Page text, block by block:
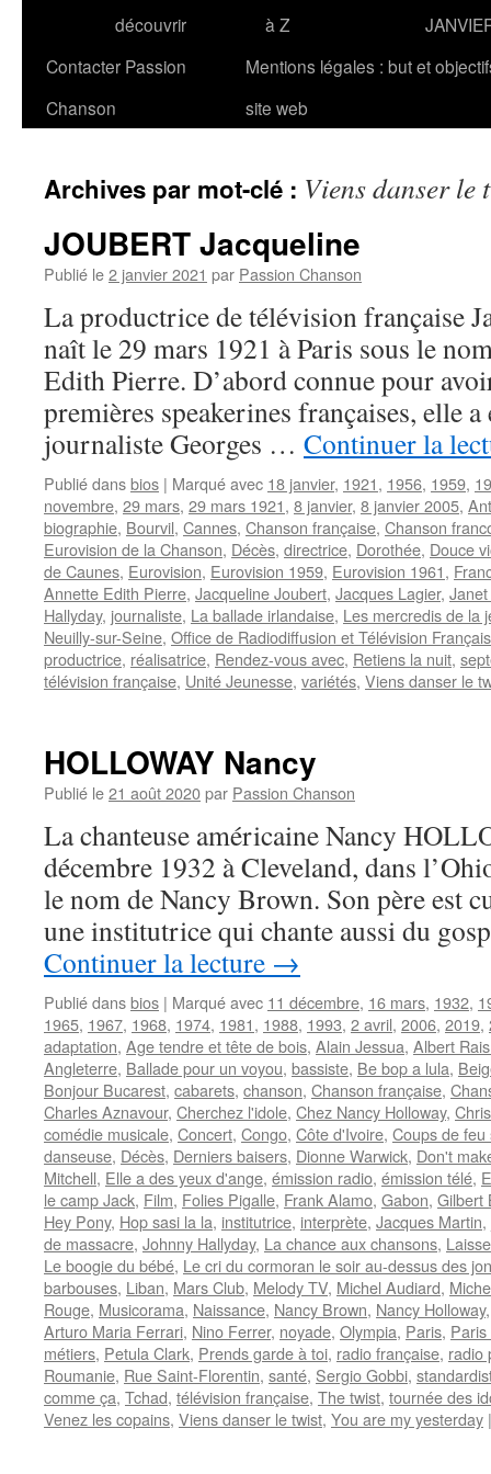
découvrir
à Z
Contacter Passion
Chanson
Mentions légales : but et
site web
Archives par mot-clé : Viens danser le
JOUBERT Jacqueline
Publié le2 janvier 2021 par Passion Chanson
La productrice de télévision française
naît le 29 mars 1921 à Paris sous le
Edith Pierre. D’abord connue pour
premières speakerines françaises, elle a
journaliste Georges … Continuer la
Publié dansbios | Marqué avec 18 janvier, 1921, 1956, 1959,
novembre, 29 mars, 29 mars 1921, 8 janvier, 8 janvier 2005,
biographie, Bourvil, Cannes, Chanson française, Chanson
Eurovision de la Chanson, Décès, directrice, Dorothée, Douce
de Caunes, Eurovision, Eurovision 1959, Eurovision 1961,
Annette Edith Pierre, Jacqueline Joubert, Jacques Lagier,
Hallyday, journaliste, La ballade irlandaise, Les mercredis de la
Neuilly-sur-Seine, Office de Radiodiffusion et Télévision Français
productrice, réalisatrice, Rendez-vous avec, Retiens la nuit,
télévision française, Unité Jeunesse, variétés, Viens danser le
HOLLOWAY Nancy
Publié le21 août 2020par Passion Chanson
La chanteuse américaine Nancy
décembre 1932 à Cleveland, dans
le nom de Nancy Brown. Son père est
une institutrice qui chante aussi du
Continuer la lecture →
Publié dansbios | Marqué avec 11 décembre, 16 mars, 1932,
1965, 1967, 1968, 1974, 1981, 1988, 1993, 2 avril, 2006, 2019,
adaptation, Age tendre et tête de bois, Alain Jessua, Albert
Angleterre, Ballade pour un voyou, bassiste, Be bop a lula,
Bonjour Bucarest, cabarets, chanson, Chanson française,
Charles Aznavour, Cherchez l'idole, Chez Nancy Holloway,
comédie musicale, Concert, Congo, Côte d'Ivoire, Coups de
danseuse, Décès, Derniers baisers, Dionne Warwick, Don't
Mitchell, Elle a des yeux d'ange, émission radio, émission télé,
le camp Jack, Film, Folies Pigalle, Frank Alamo, Gabon, Gilbert
Hey Pony, Hop sasi la la, institutrice, interprète, Jacques Martin,
de massacre, Johnny Hallyday, La chance aux chansons,
Le boogie du bébé, Le cri du cormoran le soir au-dessus des
barbouses, Liban, Mars Club, Melody TV, Michel Audiard,
Rouge, Musicorama, Naissance, Nancy Brown, Nancy Holloway
Arturo Maria Ferrari, Nino Ferrer, noyade, Olympia, Paris,
métiers, Petula Clark, Prends garde à toi, radio française, radio
Roumanie, Rue Saint-Florentin, santé, Sergio Gobbi,
comme ça, Tchad, télévision française, The twist, tournée des
Venez les copains, Viens danser le twist, You are my yesterday |